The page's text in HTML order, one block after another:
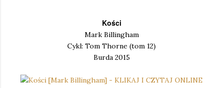
Kości
Mark Billingham
Cykl: Tom Thorne (tom 12)
Burda 2015